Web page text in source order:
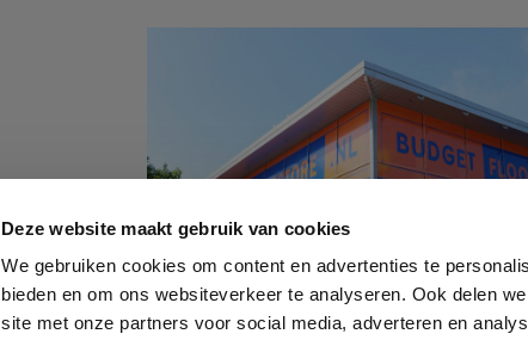
Deze website maakt gebruik van cookies
We gebruiken cookies om content en advertenties te
bieden en om ons websiteverkeer te analyseren. Ook delen
site met onze partners voor social media, adverteren en